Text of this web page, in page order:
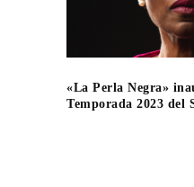
«La Perla Negra»
Temporada 2023 del